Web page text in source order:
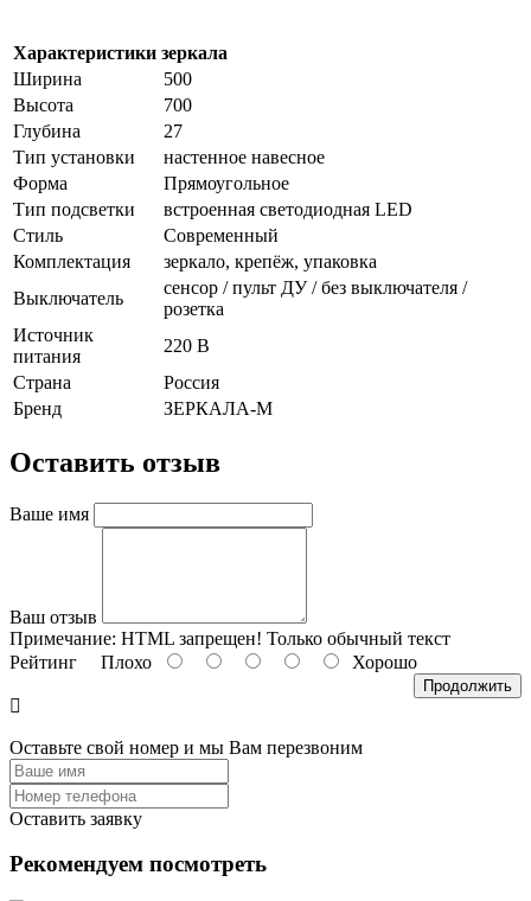
Характеристики зеркала
Ширина
500
Высота
700
Глубина
27
Тип установки
настенное навесное
Форма
Прямоугольное
Тип подсветки
встроенная светодиодная LED
Стиль
Cовременный
Комплектация
зеркало, крепёж, упаковка
Выключатель
сенсор / пульт ДУ / без выключателя /
розетка
Источник
питания
220 В
Страна
Россия
Бренд
ЗЕРКАЛА-М
Оставить отзыв
Ваше имя
Ваш отзыв
Примечание: HTML запрещен! Только обычный текст
Рейтинг Плохо Хорошо
Продолжить
Оставьте свой номер и мы Вам перезвоним
Оставить заявку
Рекомендуем посмотреть